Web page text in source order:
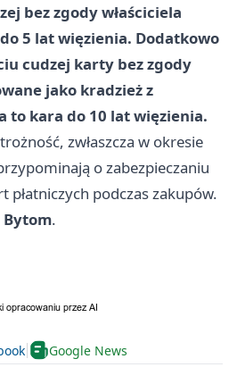
bez zgody właściciela
5 lat więzienia. Dodatkowo
cudzej karty bez zgody
jako kradzież z
to kara do 10 lat więzienia.
zwłaszcza w okresie
o zabezpieczaniu
podczas zakupów.
Bytom.
Google News